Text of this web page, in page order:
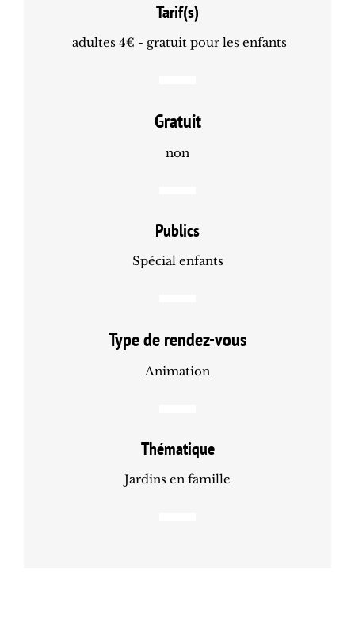
Tarif(s)
adultes 4€ - gratuit pour les enfants
Gratuit
non
Publics
Spécial enfants
Type de rendez-vous
Animation
Thématique
Jardins en famille